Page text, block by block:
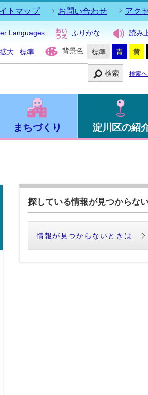
トマップ お問い合わせ アク
Languages ふりがな 読み
拡大 標準 背景色 標準 青 黄
検索 検索
まちづくり 淀川区の紹
探している情報が見つからな
情報が見つからないときは